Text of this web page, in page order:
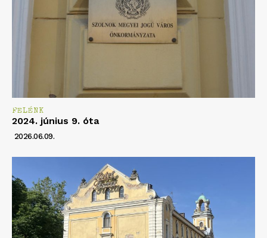
FELÉNK
2024. június 9. óta
2026.06.09.